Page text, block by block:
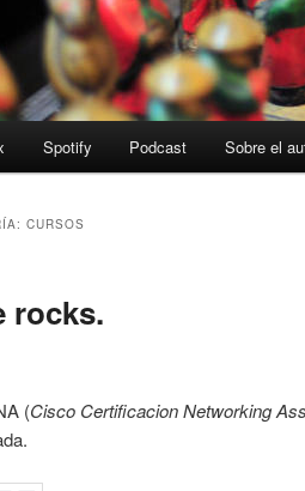
Spotify Podcast Sobre el
CURSOS
rocks.
(Cisco Certificacion Networking